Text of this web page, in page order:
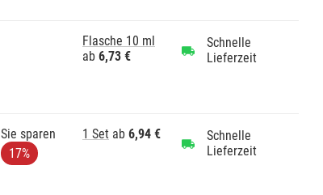
Flasche 10 ml
ab 6,73 €
Schnelle
Lieferzeit
Sie sparen
17%
1 Set ab 6,94 €
Schnelle
Lieferzeit